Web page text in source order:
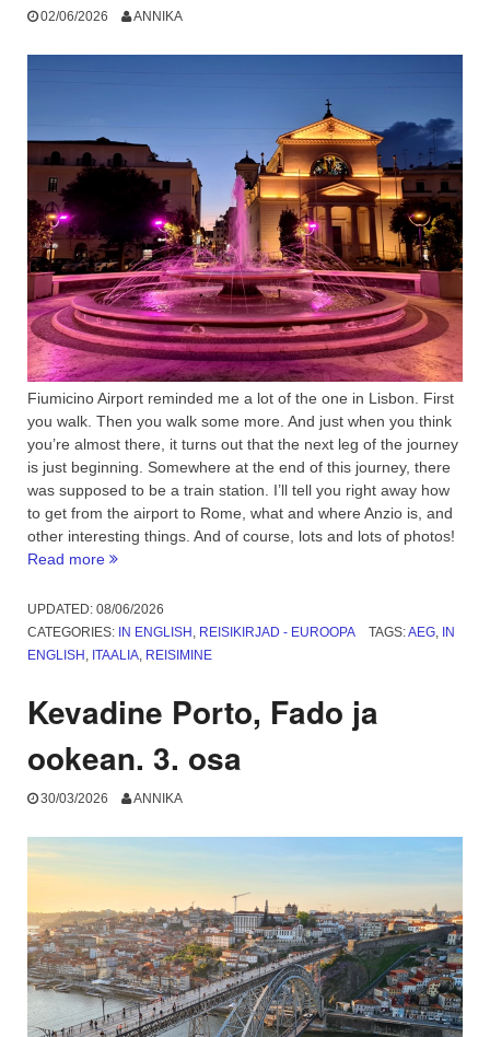
02/06/2026 ANNIKA
Fiumicino Airport reminded me a lot of the one in Lisbon. First
you walk. Then you walk some more. And just when you think
you’re almost there, it turns out that the next leg of the journey
is just beginning. Somewhere at the end of this journey, there
was supposed to be a train station. I’ll tell you right away how
to get from the airport to Rome, what and where Anzio is, and
other interesting things. And of course, lots and lots of photos!
Read more “Why
to
Fiumicino
Airport,
is
Part
UPDATED: 08/06/2026
CATEGORIES: IN ENGLISH , REISIKIRJAD - EUROOPA TAGS:AEG, IN
ENGLISH , ITAALIA, REISIMINE
Kevadine Porto, Fado ja
ookean. 3. osa
30/03/2026 ANNIKA